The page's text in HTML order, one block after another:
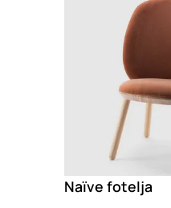
Naïve fotelja